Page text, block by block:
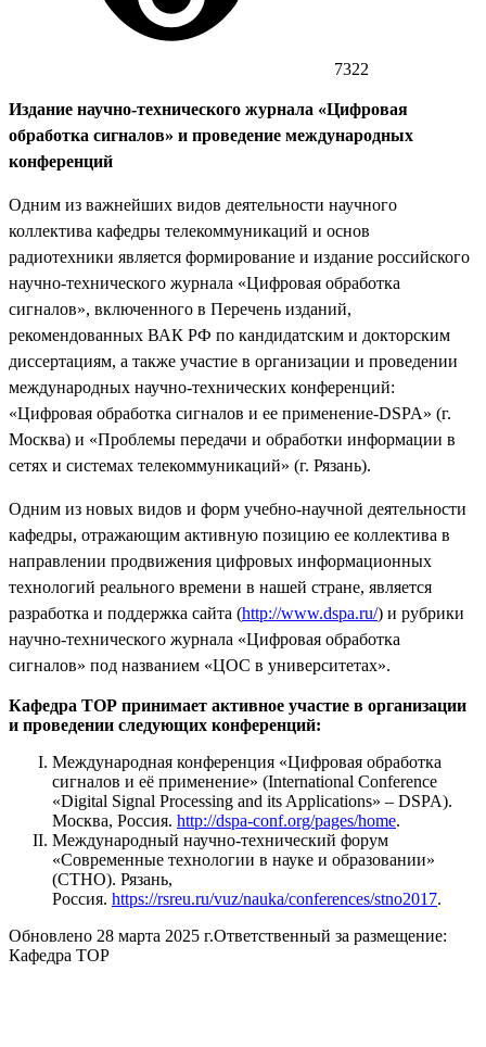
7322
Издание научно-технического журнала «Цифровая
обработка сигналов» и проведение международных
конференций
Одним из важнейших видов деятельности научного
коллектива кафедры телекоммуникаций и основ
радиотехники является формирование и издание российского
научно-технического журнала «Цифровая обработка
сигналов», включенного в Перечень изданий,
рекомендованных ВАК РФ по кандидатским и докторским
диссертациям, а также участие в организации и проведении
международных научно-технических конференций:
«Цифровая обработка сигналов и ее применение-DSPA» (г.
Москва) и «Проблемы передачи и обработки информации в
сетях и системах телекоммуникаций» (г. Рязань).
Одним из новых видов и форм учебно-научной деятельности
кафедры, отражающим активную позицию ее коллектива в
направлении продвижения цифровых информационных
технологий реального времени в нашей стране, является
разработка и поддержка сайта (http://www.dspa.ru/) и рубрики
научно-технического журнала «Цифровая обработка
сигналов» под названием «ЦОС в университетах».
Кафедра ТОР принимает активное участие в организации
и проведении следующих конференций:
Международная конференция «Цифровая обработка
сигналов и её применение» (International Conference
«Digital Signal Processing and its Applications» – DSPA).
Москва, Россия. http://dspa-conf.org/pages/home.
Международный научно-технический форум
«Современные технологии в науке и образовании»
(СТНО). Рязань,
Россия. https://rsreu.ru/vuz/nauka/conferences/stno2017.
Обновлено 28 марта 2025 г.Ответственный за размещение:
Кафедра ТОР